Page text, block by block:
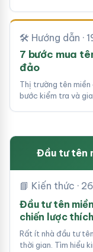
🛠 Hướng dẫn ·
7 bước mua
đảo
Thị trường tên miền
bước kiểm tra và
Đầu tư tên
📘 Kiến thức ·
Đầu tư tên
chiến lược
Rất ít nhà đầu tư
thời gian. Tìm hiểu